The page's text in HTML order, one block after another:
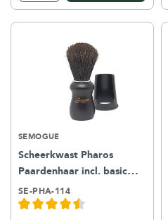
SEMOGUE
Scheerkwast Pharos
Paardenhaar incl. basic
houder – black
SE-PHA-114